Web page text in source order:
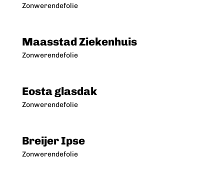
Zonwerendefolie
Maasstad Ziekenhuis
Zonwerendefolie
Eosta glasdak
Zonwerendefolie
Breijer Ipse
Zonwerendefolie